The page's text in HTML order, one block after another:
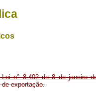
n° 8.402 de 8 de janeiro
exportação.